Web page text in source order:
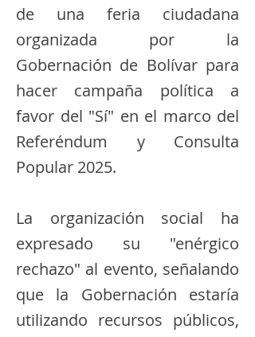
de una feria ciudadana
organizada por la
Gobernación de Bolívar para
hacer campaña política a
favor del "Sí" en el marco del
Referéndum y Consulta
Popular 2025.
​La organización social ha
expresado su "enérgico
rechazo" al evento, señalando
que la Gobernación estaría
utilizando recursos públicos,